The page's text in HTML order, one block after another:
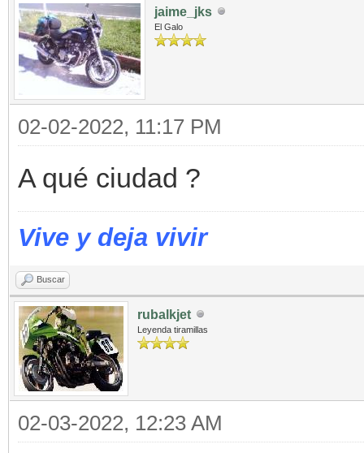
jaime_jks
El Galo
02-02-2022, 11:17 PM
A qué ciudad ?
Vive y deja vivir
Buscar
rubalkjet
Leyenda tiramillas
02-03-2022, 12:23 AM